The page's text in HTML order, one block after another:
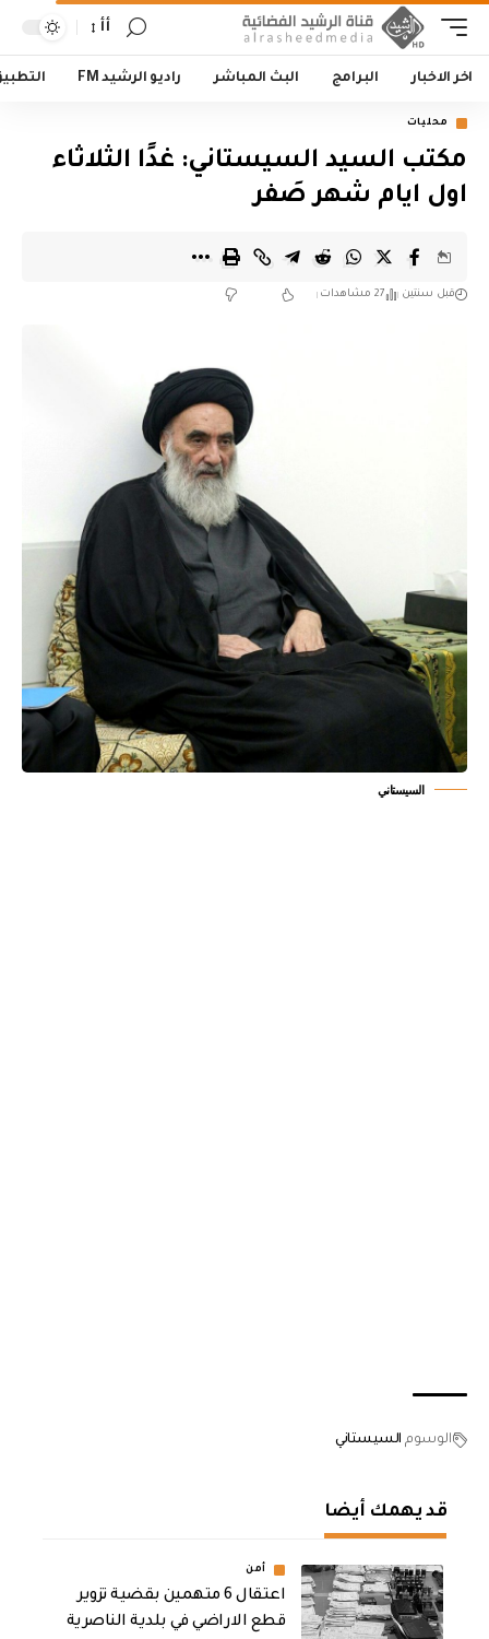
أأ
اخر الاخبار البرامج البث المباشر راديو الرشيد FM
محليات
مكتب السيد السيستاني: غدًا الثلاثاء
اول ايام شهر صَفر
قبل سنتين 27 مشاهدات
السيستاني
الوسوم السيستاني
قد يهمك أيضا
أمن
اعتقال 6 متهمين بقضية تزوير
قطع الاراضي في بلدية الناصرية